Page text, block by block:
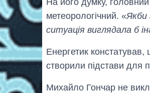
метеорологічний. «Якби
ситуація виглядала б
Енергетик констатував,
створили підстави для
Михайло Гончар не